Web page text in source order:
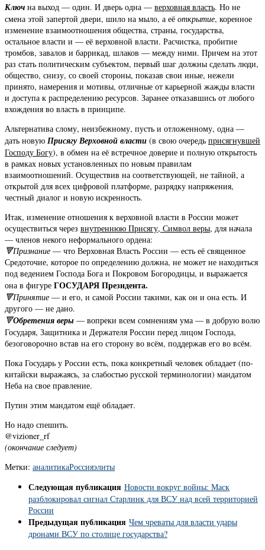
Ключ на выход — один. И дверь одна — верховная власть. Но не
смена этой запертой двери, шило на мыло, а её открытие, коренное
изменение взаимоотношения общества, страны, государства,
остальное власти и — её верховной власти. Расчистка, пробитие
тромбов, завалов и баррикад, шлаков — между ними. Причем на этот
раз стать политическим субъектом, первый шаг должны сделать люди,
общество, снизу, со своей стороны, показав свои иные, нежели
принято, намерения и мотивы, отличные от карьерной жажды власти
и доступа к распределению ресурсов. Заранее отказавшись от любого
вхождения во власть в принципе.
Альтернатива слому, неизбежному, пусть и отложенному, одна —
дать новую Присягу Верховной власти (в свою очередь присягнувшей
Господу Богу), в обмен на её встречное доверие и полную открытость
в рамках новых установленных по новым правилам
взаимоотношений. Осуществив на соответствующей, не тайной, а
открытой для всех цифровой платформе, разрядку напряжения,
честный диалог и новую искренность.
Итак, изменение отношения к верховной власти в России может
осуществиться через внутреннюю Присягу, Символ веры, для начала
— членов некого неформального ордена:
🔻Признание — что Верховная Власть России — есть её священное
Средоточие, которое по определению должна, не может не находиться
под ведением Господа Бога и Покровом Богородицы, и выражается
она в фигуре ГОСУДАРЯПрезидента.
🔻Принятие — и его, и самой России такими, как он и она есть. И
другого — не дано.
🔻Обретения веры — вопреки всем сомнениям ума — в добрую волю
Государя, Защитника и Держателя России перед лицом Господа,
безоговорочно встав на его сторону во всём, поддержав его во всём.
Пока Государь у России есть, пока конкретный человек обладает (по-
китайски выражаясь, за слабостью русской терминологии) мандатом
Неба на свое правление.
Путин этим мандатом ещё обладает.
Но надо спешить.
@vizioner_rf
(окончание следует)
Метки: аналитикаРоссияэлиты
Следующая публикация Новости вокруг войны: Маск
разблокировал сигнал Старлинк для ВСУ над всей территорией
России
Предыдущая публикация Чем чреваты для власти удары
дронами ВСУ по столице государства?